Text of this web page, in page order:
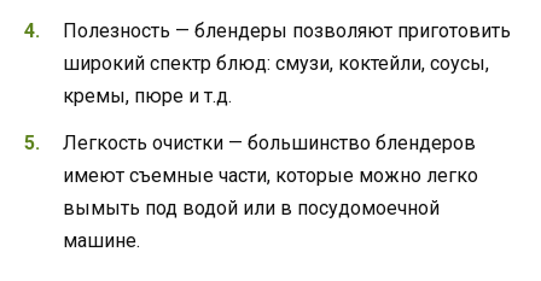
Полезность — блендеры позволяют приготовить
широкий спектр блюд: смузи, коктейли, соусы,
кремы, пюре и т.д.
Легкость очистки — большинство блендеров
имеют съемные части, которые можно легко
вымыть под водой или в посудомоечной
машине.